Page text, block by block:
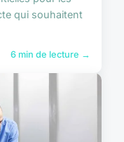
qui souhaitent
6 min de lecture →